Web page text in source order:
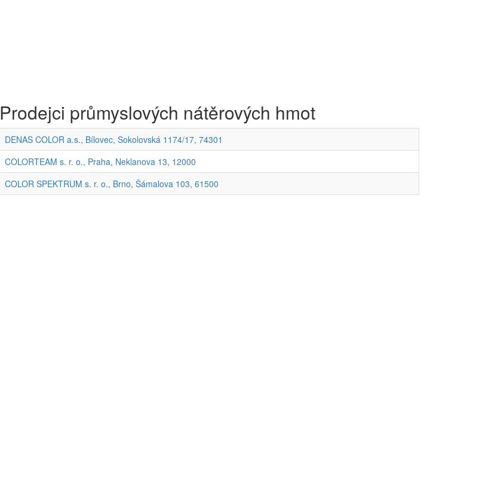
Prodejci průmyslových nátěrových hmot
DENAS COLOR a.s., Bílovec, Sokolovská 1174/17, 74301
COLORTEAM s. r. o., Praha, Neklanova 13, 12000
COLOR SPEKTRUM s. r. o., Brno, Šámalova 103, 61500